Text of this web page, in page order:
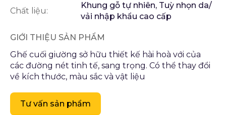
Chất liệu:
Khung gỗ tự nhiên, Tuỳ nhọn da/
vải nhập khẩu cao cấp
GIỚI THIỆU SẢN PHẨM
Ghế cuối giường sở hữu thiết kế hài hoà với của
các đường nét tinh tế, sang trọng. Có thể thay đổi
về kích thước, màu sắc và vật liệu
Tư vấn sản phẩm